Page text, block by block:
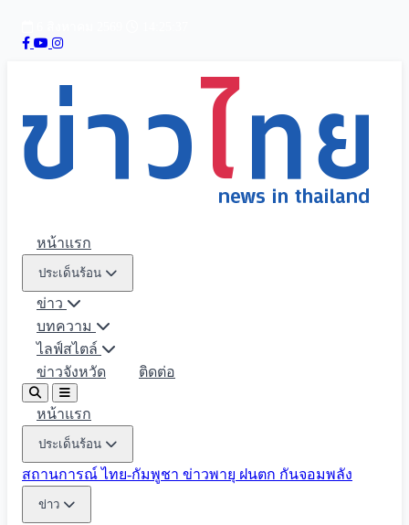
หน้าแรก
ประเด็นร้อน
ข่าว
บทความ
ไลฟ์สไตล์
ข่าวจังหวัด
ติดต่อ
หน้าแรก
ประเด็นร้อน
สถานการณ์ ไทย-กัมพูชา ข่าวพายุ ฝนตก กันจอมพลัง
ข่าว